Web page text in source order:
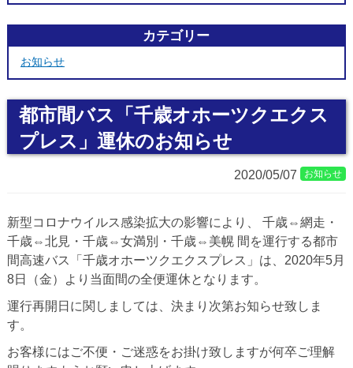
都市間バス「千歳オホーツクエクス
プレス」運休のお知らせ
2020/05/07 お知らせ
新型コロナウイルス感染拡大の影響により、 千歳⇔網走・
千歳⇔北見・千歳⇔女満別・千歳⇔美幌 間を運行する都市
間高速バス「千歳オホーツクエクスプレス」は、2020年5月
8日（金）より当面間の全便運休となります。
運行再開日に関しましては、決まり次第お知らせ致しま
す。
お客様にはご不便・ご迷惑をお掛け致しますが何卒ご理解
カテゴリー
お知らせ